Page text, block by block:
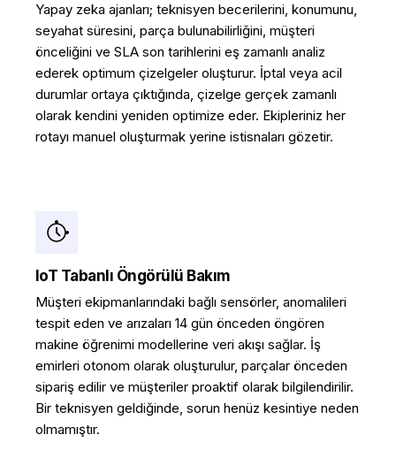
Yapay zeka ajanları; teknisyen becerilerini, konumunu,
seyahat süresini, parça bulunabilirliğini, müşteri
önceliğini ve SLA son tarihlerini eş zamanlı analiz
ederek optimum çizelgeler oluşturur. İptal veya acil
durumlar ortaya çıktığında, çizelge gerçek zamanlı
olarak kendini yeniden optimize eder. Ekipleriniz her
rotayı manuel oluşturmak yerine istisnaları gözetir.
IoT Tabanlı Öngörülü Bakım
Müşteri ekipmanlarındaki bağlı sensörler, anomalileri
tespit eden ve arızaları 14 gün önceden öngören
makine öğrenimi modellerine veri akışı sağlar. İş
emirleri otonom olarak oluşturulur, parçalar önceden
sipariş edilir ve müşteriler proaktif olarak bilgilendirilir.
Bir teknisyen geldiğinde, sorun henüz kesintiye neden
olmamıştır.